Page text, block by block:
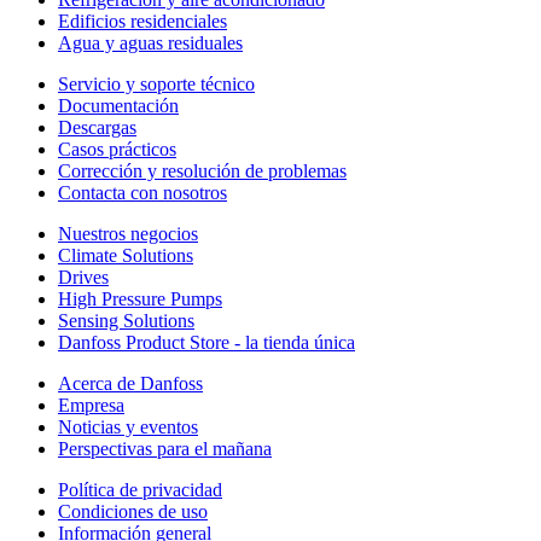
Edificios residenciales
Agua y aguas residuales
Servicio y soporte técnico
Documentación
Descargas
Casos prácticos
Corrección y resolución de problemas
Contacta con nosotros
Nuestros negocios
Climate Solutions
Drives
High Pressure Pumps
Sensing Solutions
Danfoss Product Store - la tienda única
Acerca de Danfoss
Empresa
Noticias y eventos
Perspectivas para el mañana
Política de privacidad
Condiciones de uso
Información general